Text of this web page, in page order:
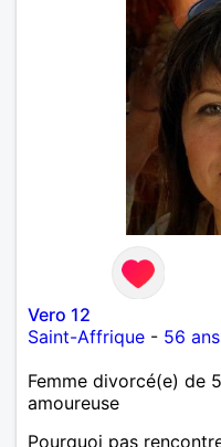
Vero 12
Saint-Affrique - 56 ans
Femme divorcé(e) de
amoureuse
Pourquoi pas